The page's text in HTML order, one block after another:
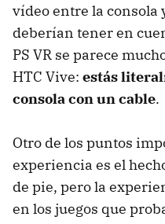
vídeo entre la consola
deberían tener en
PS VR se parece
HTC Vive: estás
consola con un cable.
Otro de los puntos
experiencia es el
de pie, pero la
en los juegos que